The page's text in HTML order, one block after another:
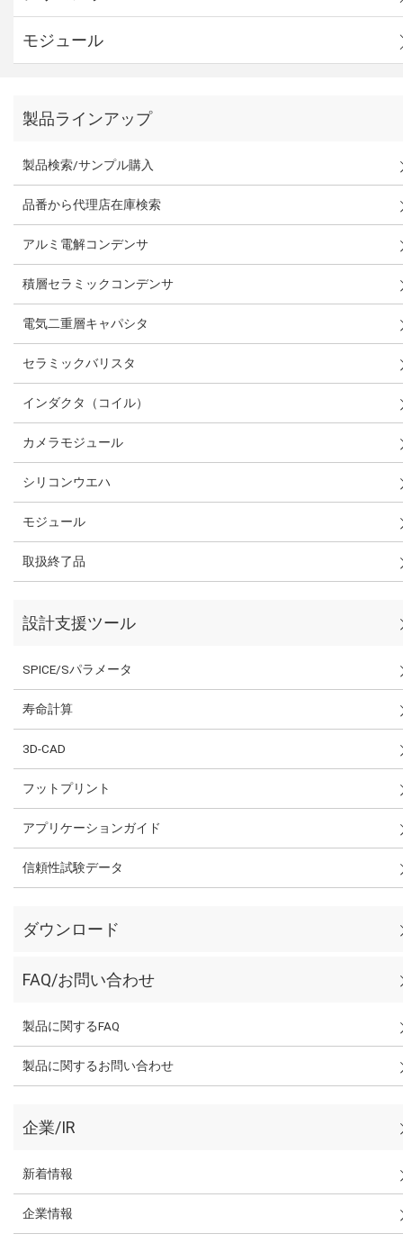
モジュール
製品ラインアップ
製品検索/サンプル購入
品番から代理店在庫検索
アルミ電解コンデンサ
積層セラミックコンデンサ
電気二重層キャパシタ
セラミックバリスタ
インダクタ（コイル）
カメラモジュール
シリコンウエハ
モジュール
取扱終了品
設計支援ツール
SPICE/Sパラメータ
寿命計算
3D-CAD
フットプリント
アプリケーションガイド
信頼性試験データ
ダウンロード
FAQ/お問い合わせ
製品に関するFAQ
製品に関するお問い合わせ
企業/IR
新着情報
企業情報